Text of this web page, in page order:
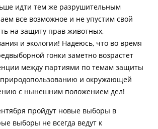
идти тем же разрушительным
все возможное и не упустим свой
на защиту прав животных,
и экологии! Надеюсь, что во время
гонки заметно возрастет
между партиями по темам защиты
и окружающей
с нынешним положением дел!
пройдут новые выборы в
выборы не всегда ведут к